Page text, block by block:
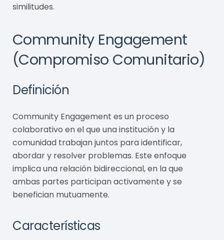
similitudes.
Community Engagement
(Compromiso Comunitario)
Definición
Community Engagement es un proceso
colaborativo en el que una institución y la
comunidad trabajan juntos para identificar,
abordar y resolver problemas. Este enfoque
implica una relación bidireccional, en la que
ambas partes participan activamente y se
benefician mutuamente.
Características